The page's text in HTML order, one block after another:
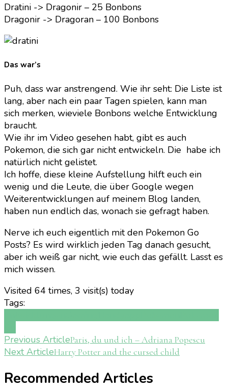
Dratini -> Dragonir – 25 Bonbons
Dragonir -> Dragoran – 100 Bonbons
Das war’s
Puh, dass war anstrengend. Wie ihr seht: Die Liste ist
lang, aber nach ein paar Tagen spielen, kann man
sich merken, wieviele Bonbons welche Entwicklung
braucht.
Wie ihr im Video gesehen habt, gibt es auch
Pokemon, die sich gar nicht entwickeln. Die habe ich
natürlich nicht gelistet.
Ich hoffe, diese kleine Aufstellung hilft euch ein
wenig und die Leute, die über Google wegen
Weiterentwicklungen auf meinem Blog landen,
haben nun endlich das, wonach sie gefragt haben.
Nerve ich euch eigentlich mit den Pokemon Go
Posts? Es wird wirklich jeden Tag danach gesucht,
aber ich weiß gar nicht, wie euch das gefällt. Lasst es
mich wissen.
Visited 64 times, 3 visit(s) today
Tags:
Post
Navigation
Previous ArticleParis, du und ich – Adriana Popescu
Next ArticleHarry Potter and the cursed child
Recommended Articles